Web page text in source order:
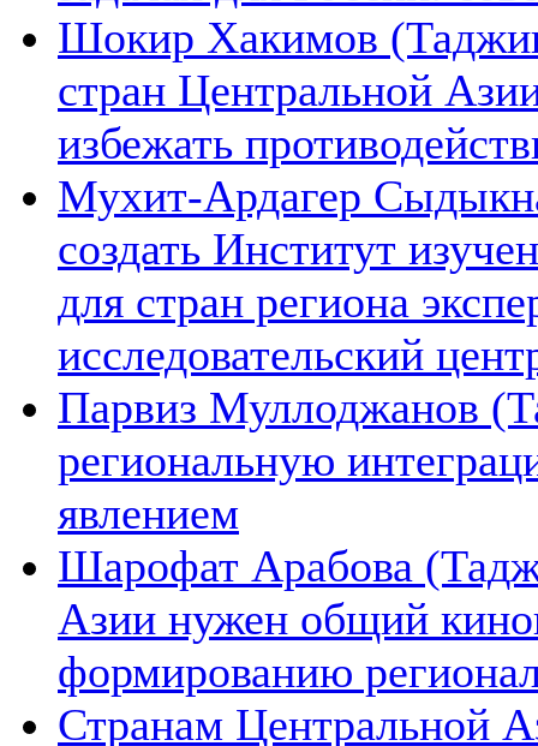
Шокир Хакимов
стран Центральной
избежать
Мухит-Ардагер
создать Институт
для стран региона
исследовательский
Парвиз Муллоджанов
региональную
явлением
Шарофат Арабова
Азии нужен общий
формированию
Странам Центральной